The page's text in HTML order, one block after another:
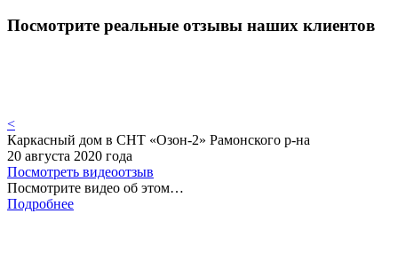
Посмотрите реальные отзывы наших клиентов
<
Каркасный дом в СНТ «Озон-2» Рамонского р-на
20 августа 2020 года
Посмотреть видеоотзыв
Посмотрите видео об этом…
Подробнее